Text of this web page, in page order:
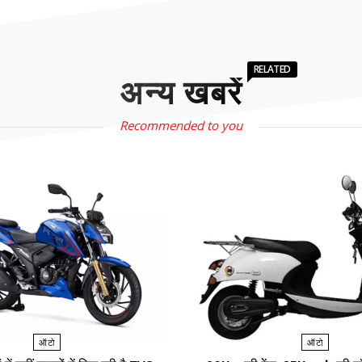
अन्य खबरें
RELATED
Recommended to you
ऑटो ऑटो